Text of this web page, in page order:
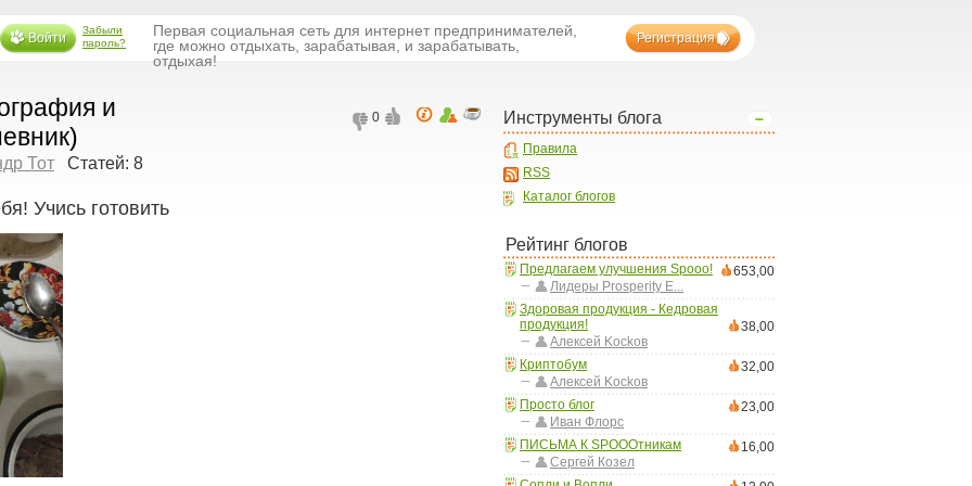
Войти
Забыли
пароль?
Первая социальная сеть для интернет предпринимателей,
где можно отдыхать, зарабатывая, и зарабатывать,
отдыхая!
Регистрация
Инструменты блога
Правила
RSS
Каталог блогов
Рейтинг блогов
Предлагаем улучшения Spooo!
653,00
Лидеры Prosperity E...
Здоровая продукция - Кедровая
продукция!
38,00
Aлексей Kockoв
Криптобум
32,00
Aлексей Kockoв
Просто блог
23,00
Иван Флорс
ПИСЬМА К SPOOOтникам
16,00
Сергей Козел
0
и
Тот Статей: 8
Учись готовить